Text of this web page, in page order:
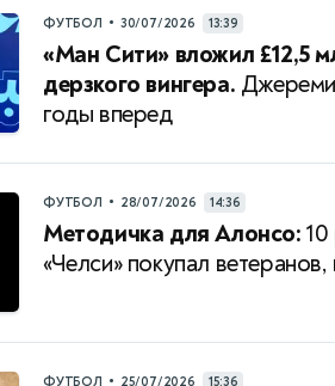
ФУТБОЛ • 30/07/2026 13:39
«Ман Сити» вложил £12,5
дерзкого вингера.
годы вперед
ФУТБОЛ • 28/07/2026 14:36
Методичка для Алонсо: 10
«Челси» покупал
ФУТБОЛ • 25/07/2026 15:36